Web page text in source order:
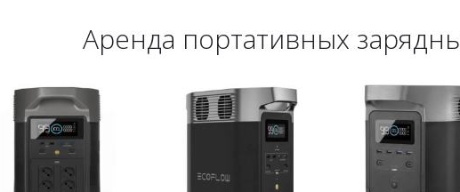
Аренда портативных